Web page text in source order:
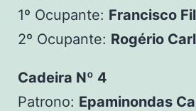
1º Ocupante: Francisco
2º Ocupante: Rogério
Cadeira Nº 4
Patrono: Epaminondas